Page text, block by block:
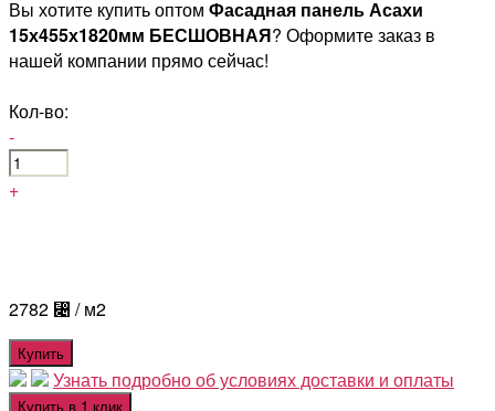
Вы хотите купить оптом Фасадная панель Асахи
15х455х1820мм БЕСШОВНАЯ? Оформите заказ в
нашей компании прямо сейчас!
Кол-во:
-
+
2782 ⃄ / м2
Купить
Узнать подробно об условиях доставки и оплаты
Купить в 1 клик